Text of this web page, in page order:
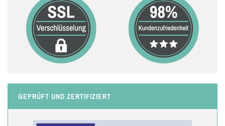
GEPRÜFT UND ZERTIFIZIERT